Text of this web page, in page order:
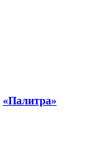
«Палитра»